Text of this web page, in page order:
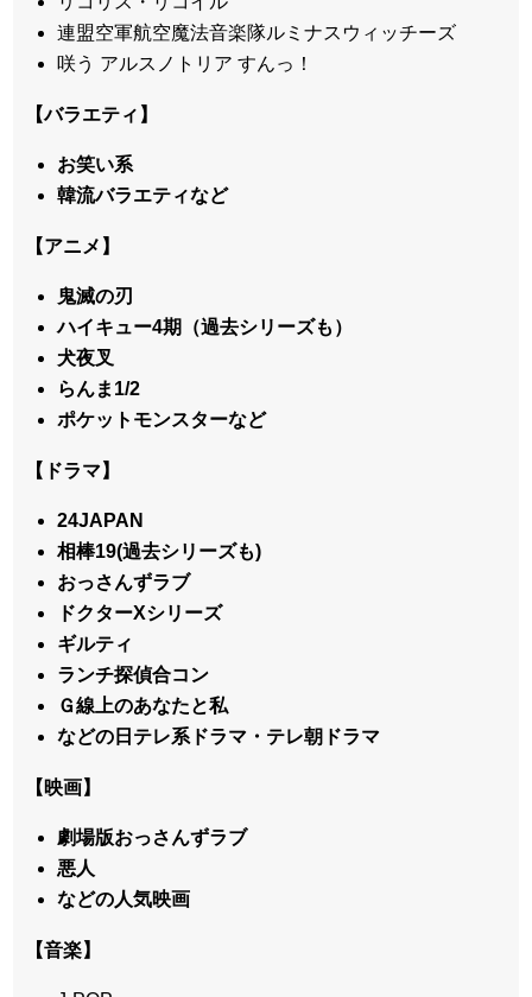
連盟空軍航空魔法音楽隊ルミナスウィッチーズ
咲う アルスノトリア すんっ！
【バラエティ】
お笑い系
韓流バラエティなど
【アニメ】
鬼滅の刃
ハイキュー4期（過去シリーズも）
犬夜叉
らんま1/2
ポケットモンスターなど
【ドラマ】
24JAPAN
相棒19(過去シリーズも)
おっさんずラブ
ドクターXシリーズ
ギルティ
ランチ探偵合コン
Ｇ線上のあなたと私
などの日テレ系ドラマ・テレ朝ドラマ
【映画】
劇場版おっさんずラブ
悪人
などの人気映画
【音楽】